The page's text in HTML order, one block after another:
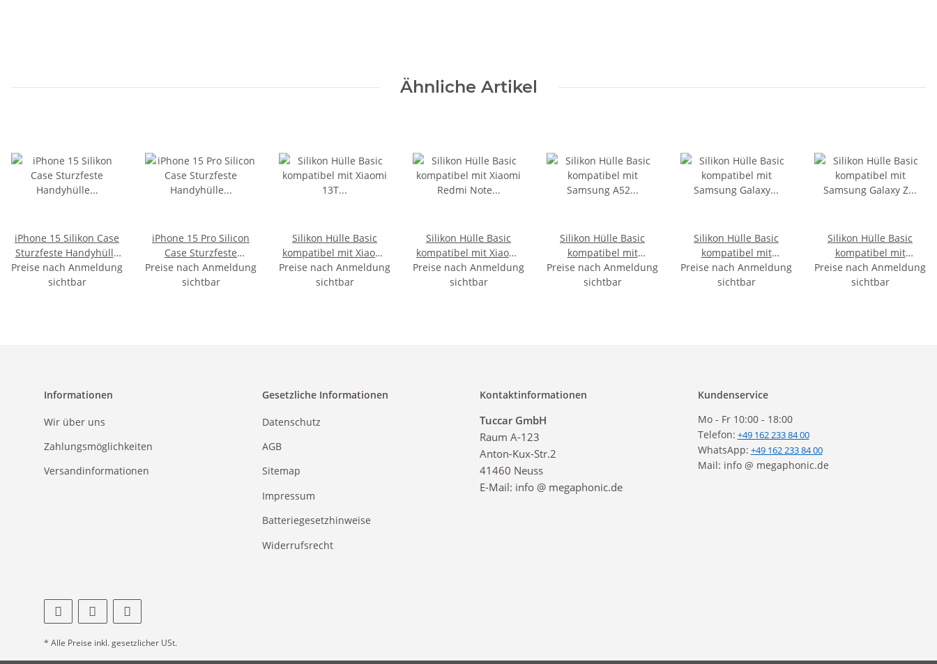
Ähnliche Artikel
iPhone 15 Silikon Case
Sturzfeste Handyhülle
Transparent
Preise nach Anmeldung
sichtbar
iPhone 15 Pro Silicon
Case Sturzfeste
Handyhülle Schwarz
Preise nach Anmeldung
sichtbar
Silikon Hülle Basic
kompatibel mit Xiaomi
13T Transparent
Preise nach Anmeldung
sichtbar
Silikon Hülle Basic
kompatibel mit Xiaomi
Redmi Note 13 Pro
Schwarz
Preise nach Anmeldung
sichtbar
Silikon Hülle Basic
kompatibel mit
Samsung A52
Transparent
Preise nach Anmeldung
sichtbar
Silikon Hülle Basic
kompatibel mit
Samsung Galaxy S21+
Transparent
Preise nach Anmeldung
sichtbar
Silikon Hülle Basic
kompatibel mit
Samsung Galaxy Z Flip
4 Schwarz
Preise nach Anmeldung
sichtbar
Informationen
Wir über uns
Zahlungsmöglichkeiten
Versandinformationen
Gesetzliche Informationen
Datenschutz
AGB
Sitemap
Impressum
Batteriegesetzhinweise
Widerrufsrecht
Kontaktinformationen
Tuccar GmbH
Raum A-123
Anton-Kux-Str.2
41460 Neuss
E-Mail: info @ megaphonic.de
Kundenservice
Mo - Fr 10:00 - 18:00
Telefon: +49 162 233 84 00
WhatsApp: +49 162 233 84 00
Mail: info @ megaphonic.de
* Alle Preise inkl. gesetzlicher USt.